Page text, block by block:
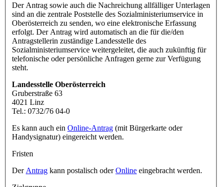
Der Antrag sowie auch die Nachreichung allfälliger Unterlagen
sind an die zentrale Poststelle des Sozialministeriumservice in
Oberösterreich zu senden, wo eine elektronische Erfassung
erfolgt. Der Antrag wird automatisch an die für die/den
Antragstellerin zuständige Landesstelle des
Sozialministeriumservice weitergeleitet, die auch zukünftig für
telefonische oder persönliche Anfragen gerne zur Verfügung
steht.
Landesstelle Oberösterreich
Gruberstraße 63
4021 Linz
Tel.: 0732/76 04-0
Es kann auch ein Online-Antrag (mit Bürgerkarte oder
Handysignatur) eingereicht werden.
Fristen
Der Antrag kann postalisch oderOnline eingebracht werden.